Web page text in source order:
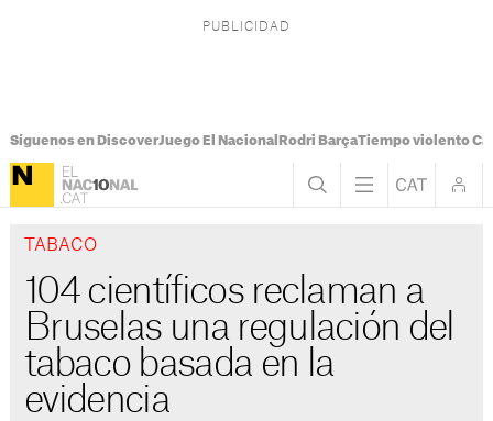
Síguenos en DiscoverJuego El Nacional Rodri BarçaTiempo violento
TABACO
104 científicos reclaman a
Bruselas una regulación del
tabaco basada en la
evidencia